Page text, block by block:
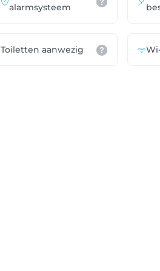
alarmsysteem
Toiletten aanwezig